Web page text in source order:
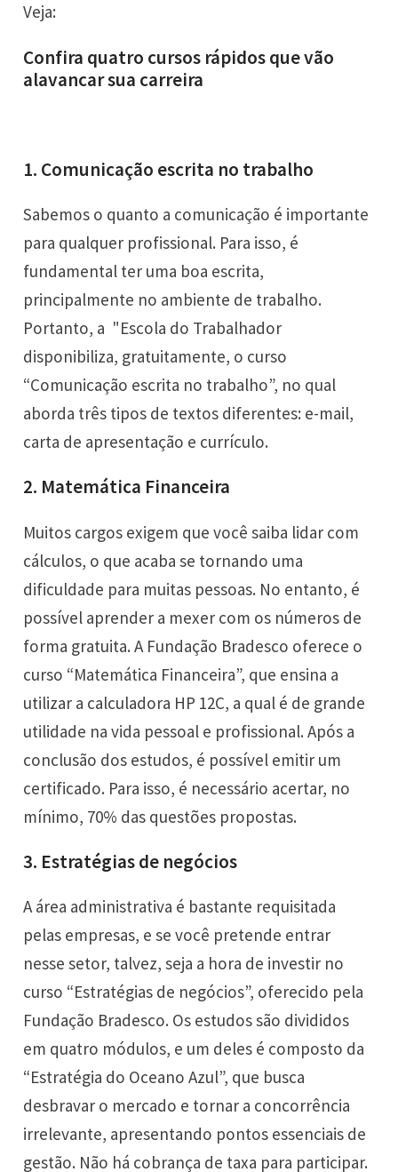
Veja:
Confira quatro cursos rápidos que vão
alavancar sua carreira
1. Comunicação escrita no trabalho
Sabemos o quanto a comunicação é importante
para qualquer profissional. Para isso, é
fundamental ter uma boa escrita,
principalmente no ambiente de trabalho.
Portanto, a "Escola do Trabalhador
disponibiliza, gratuitamente, o curso
“Comunicação escrita no trabalho”, no qual
aborda três tipos de textos diferentes: e-mail,
carta de apresentação e currículo.
2. Matemática Financeira
Muitos cargos exigem que você saiba lidar com
cálculos, o que acaba se tornando uma
dificuldade para muitas pessoas. No entanto, é
possível aprender a mexer com os números de
forma gratuita. A Fundação Bradesco oferece o
curso “Matemática Financeira”, que ensina a
utilizar a calculadora HP 12C, a qual é de grande
utilidade na vida pessoal e profissional. Após a
conclusão dos estudos, é possível emitir um
certificado. Para isso, é necessário acertar, no
mínimo, 70% das questões propostas.
3. Estratégias de negócios
A área administrativa é bastante requisitada
pelas empresas, e se você pretende entrar
nesse setor, talvez, seja a hora de investir no
curso “Estratégias de negócios”, oferecido pela
Fundação Bradesco. Os estudos são divididos
em quatro módulos, e um deles é composto da
“Estratégia do Oceano Azul”, que busca
desbravar o mercado e tornar a concorrência
irrelevante, apresentando pontos essenciais de
gestão. Não há cobrança de taxa para participar.